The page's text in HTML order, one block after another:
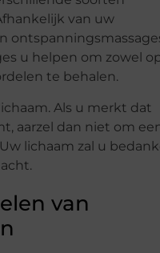
van uw
u helpen om zowel
te behalen.
Als u merkt dat
aarzel dan niet om
lichaam zal u
van